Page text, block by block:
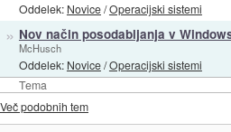
Tema
Oddelek: Novice/Operacijski sistemi
» Nov način posodabljanja v
McHusch
Oddelek: Novice/Operacijski sistemi
Več podobnih tem